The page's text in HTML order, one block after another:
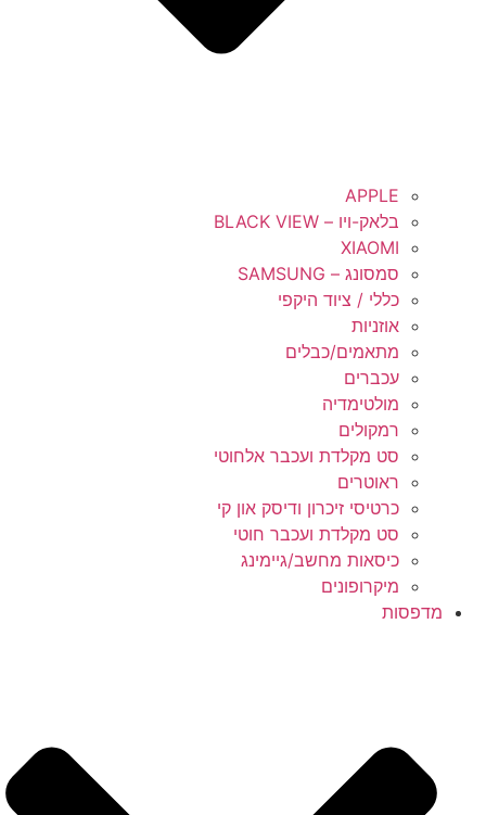
APPLE
בלאק-ויו – BLACK VIEW
XIAOMI
סמסונג – SAMSUNG
כללי / ציוד היקפי
אוזניות
מתאמים/כבלים
עכברים
מולטימדיה
רמקולים
סט מקלדת ועכבר אלחוטי
ראוטרים
כרטיסי זיכרון ודיסק און קי
סט מקלדת ועכבר חוטי
כיסאות מחשב/גיימינג
מיקרופונים
מדפסות